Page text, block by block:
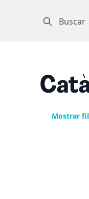
Buscar
Mostrar